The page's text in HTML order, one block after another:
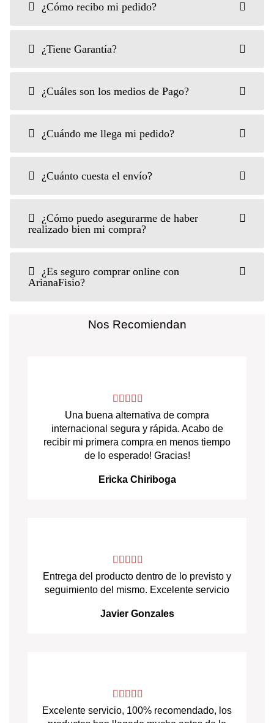
¿Cómo recibo mi pedido?
¿Tiene Garantía?
¿Cuáles son los medios de Pago?
¿Cuándo me llega mi pedido?
¿Cuánto cuesta el envío?
¿Cómo puedo asegurarme de haber
realizado bien mi compra?
¿Es seguro comprar online con
ArianaFisio?
Nos Recomiendan
Una buena alternativa de compra
internacional segura y rápida. Acabo de
recibir mi primera compra en menos tiempo
de lo esperado! Gracias!
Ericka Chiriboga
Entrega del producto dentro de lo previsto y
seguimiento del mismo. Excelente servicio
Javier Gonzales
Excelente servicio, 100% recomendado, los